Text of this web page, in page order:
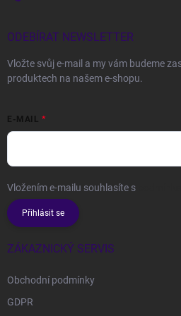
ODEBÍRAT NEWSLETTER
Vložte svůj e-mail a my vám budeme
produktech na našem e-shopu.
E-MAIL
Vložením e-mailu souhlasíte s
Přihlásit se
ZÁKAZNICKÝ SERVIS
Obchodní podmínky
GDPR